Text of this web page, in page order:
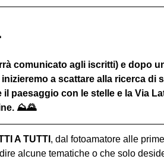
comunicato agli iscritti) e dopo
a scattare alla ricerca
paesaggio con le stelle e la Via
⛰🌄
A TUTTI , dal fotoamatore alle
alcune tematiche o che solo